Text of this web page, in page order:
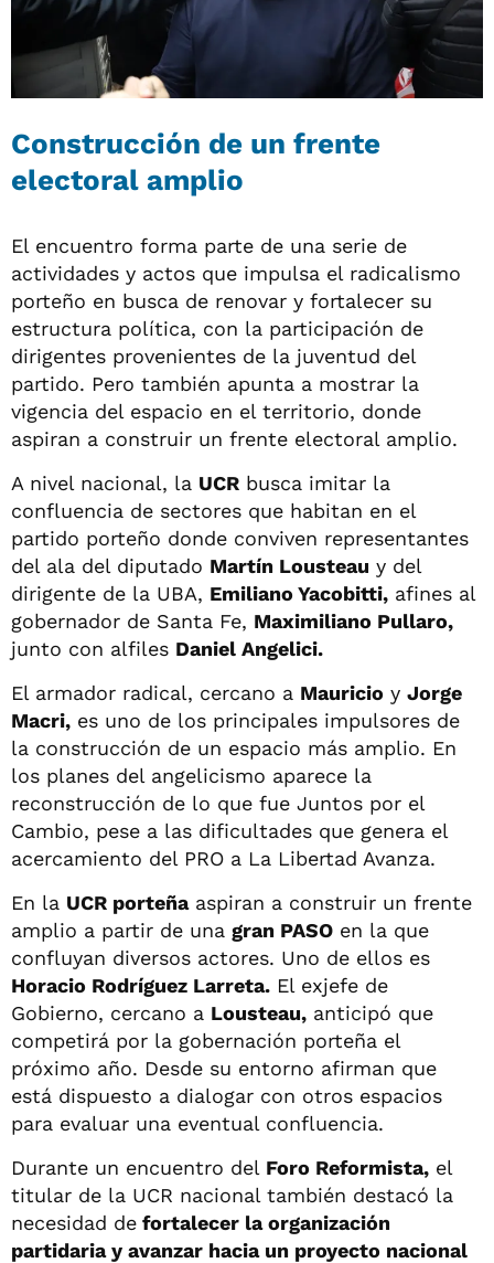
Construcción de un frente
electoral amplio
El encuentro forma parte de una serie de
actividades y actos que impulsa el radicalismo
porteño en busca de renovar y fortalecer su
estructura política, con la participación de
dirigentes provenientes de la juventud del
partido. Pero también apunta a mostrar la
vigencia del espacio en el territorio, donde
aspiran a construir un frente electoral amplio.
A nivel nacional, la UCR busca imitar la
confluencia de sectores que habitan en el
partido porteño donde conviven representantes
del ala del diputado Martín Lousteau y del
dirigente de la UBA, Emiliano Yacobitti, afines al
gobernador de Santa Fe, Maximiliano Pullaro,
junto con alfiles Daniel Angelici.
El armador radical, cercano a Mauricio y Jorge
Macri, es uno de los principales impulsores de
la construcción de un espacio más amplio. En
los planes del angelicismo aparece la
reconstrucción de lo que fue Juntos por el
Cambio, pese a las dificultades que genera el
acercamiento del PRO a La Libertad Avanza.
En la UCR porteñaaspiran a construir un frente
amplio a partir de una gran PASO en la que
confluyan diversos actores. Uno de ellos es
Horacio Rodríguez Larreta. El exjefe de
Gobierno, cercano a Lousteau, anticipó que
competirá por la gobernación porteña el
próximo año. Desde su entorno afirman que
está dispuesto a dialogar con otros espacios
para evaluar una eventual confluencia.
Durante un encuentro del Foro Reformista, el
titular de la UCR nacional también destacó la
necesidad de fortalecer la organización
partidaria y avanzar hacia un proyecto nacional